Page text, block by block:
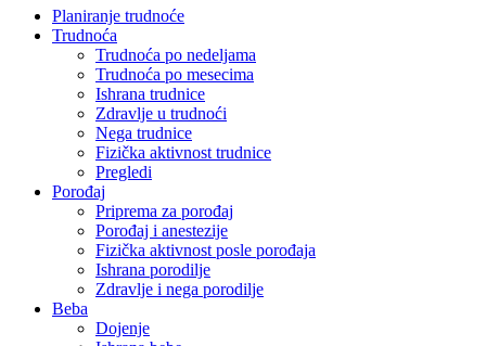
Planiranje trudnoće
Trudnoća
Trudnoća po nedeljama
Trudnoća po mesecima
Ishrana trudnice
Zdravlje u trudnoći
Nega trudnice
Fizička aktivnost trudnice
Pregledi
Porođaj
Priprema za porođaj
Porođaj i anestezije
Fizička aktivnost posle porođaja
Ishrana porodilje
Zdravlje i nega porodilje
Beba
Dojenje